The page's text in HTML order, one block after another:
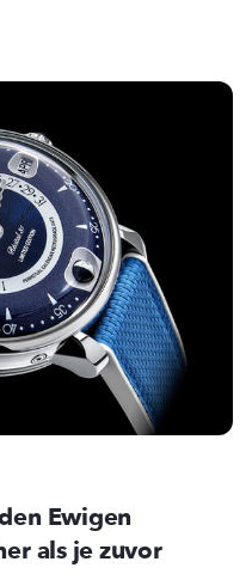
Ewigen
als je zuvor